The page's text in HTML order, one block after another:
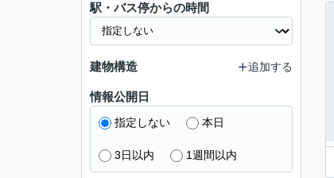
駅・バス停からの時間
建物構造 追加する
情報公開日
指定しない 本日
3日以内 1週間以内